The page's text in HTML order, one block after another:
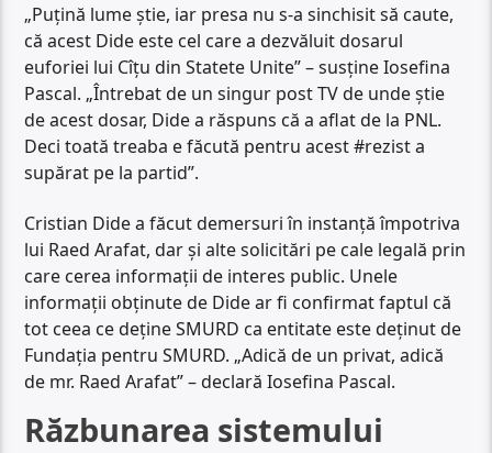
„Puțină lume știe, iar presa nu s-a sinchisit să caute,
că acest Dide este cel care a dezvăluit dosarul
euforiei lui Cîțu din Statete Unite” – susține Iosefina
Pascal. „Întrebat de un singur post TV de unde știe
de acest dosar, Dide a răspuns că a aflat de la PNL.
Deci toată treaba e făcută pentru acest #rezist a
supărat pe la partid”.
Cristian Dide a făcut demersuri în instanță împotriva
lui Raed Arafat, dar și alte solicitări pe cale legală prin
care cerea informații de interes public. Unele
informații obținute de Dide ar fi confirmat faptul că
tot ceea ce deține SMURD ca entitate este deținut de
Fundația pentru SMURD. „Adică de un privat, adică
de mr. Raed Arafat” – declară Iosefina Pascal.
Răzbunarea sistemului